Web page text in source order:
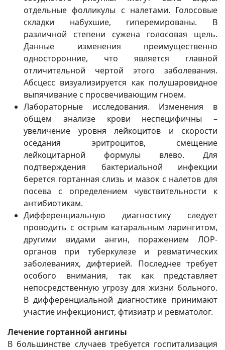
отдельные фолликулы с налетами. Голосовые
складки набухшие, гиперемированы. В
различной степени сужена голосовая щель.
Данные изменения преимущественно
односторонние, что является главной
отличительной чертой этого заболевания.
Абсцесс визуализируется как полушаровидное
выпячивание с просвечивающим гноем.
Лабораторные исследования. Изменения в
общем анализе крови неспецифичны –
увеличение уровня лейкоцитов и скорости
оседания эритроцитов, смещение
лейкоцитарной формулы влево. Для
подтверждения бактериальной инфекции
берется гортанная слизь и мазок с налетов для
посева с определением чувствительности к
антибиотикам.
Дифференциальную диагностику следует
проводить с острым катаральным ларингитом,
другими видами ангин, поражением ЛОР-
органов при туберкулезе и ревматических
заболеваниях, дифтерией. Последнее требует
особого внимания, так как представляет
непосредственную угрозу для жизни больного.
В дифференциальной диагностике принимают
участие инфекционист, фтизиатр и ревматолог.
Лечение гортанной ангины
В большинстве случаев требуется госпитализация